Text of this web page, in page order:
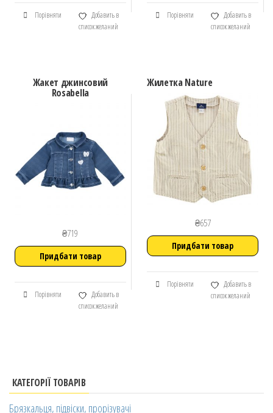
Порівняти
Добавить в
список желаний
Порівняти
Добавить в
список желаний
Жакет джинсовий
Rosabella
₴719
Придбати товар
Порівняти
Добавить в
список желаний
Жилетка Nature
₴657
Придбати товар
Порівняти
Добавить в
список желаний
КАТЕГОРІЇ ТОВАРІВ
Брязкальця, підвіски, прорізувачі